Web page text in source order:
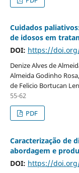
Cuidados
de idosos em
DOI: https://
Denize Alves de
Almeida Godinho
de Felicio Bortucan
55-62
PDF
Caracterização de
abordagem e
DOI: https://